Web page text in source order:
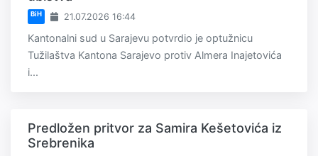
BiH 21.07.2026 16:44
Kantonalni sud u Sarajevu potvrdio je optužnicu
Tužilaštva Kantona Sarajevo protiv Almera Inajetovića
i...
Predložen pritvor za Samira Kešetovića iz
Srebrenika